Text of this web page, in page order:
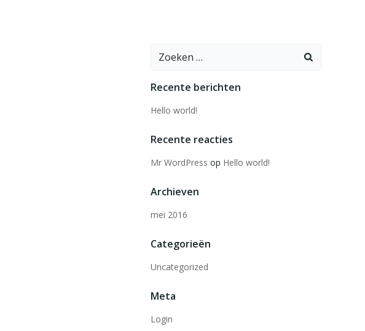
Zoeken
Recente berichten
Hello world!
Recente reacties
Mr WordPress op Hello world!
Archieven
mei 2016
Categorieën
Uncategorized
Meta
Login